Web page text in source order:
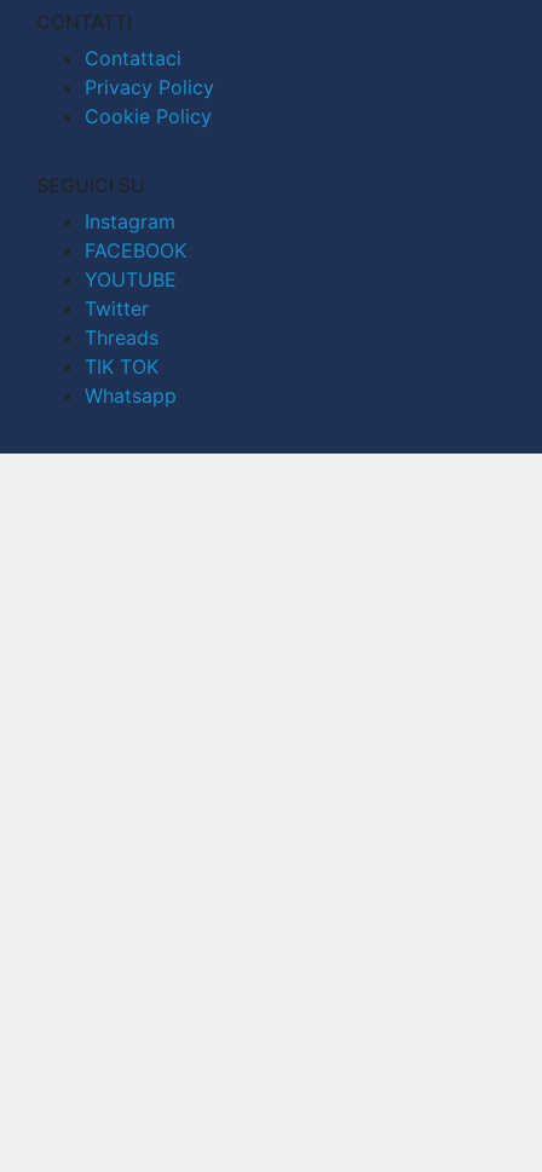
CONTATTI
Contattaci
Privacy Policy
Cookie Policy
SEGUICI SU
Instagram
FACEBOOK
YOUTUBE
Twitter
Threads
TIK TOK
Whatsapp